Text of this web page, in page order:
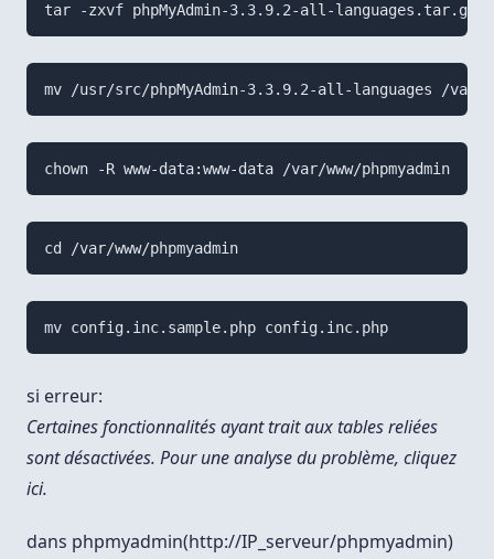
tar -zxvf phpMyAdmin-3.3.9.2-all-languages.tar.gz
mv /usr/src/phpMyAdmin-3.3.9.2-all-languages /var/
chown -R www-data:www-data /var/www/phpmyadmin
cd /var/www/phpmyadmin
mv config.inc.sample.php config.inc.php
si erreur:
Certaines fonctionnalités ayant trait aux tables reliées
sont désactivées. Pour une analyse du problème, cliquez
ici.
dans phpmyadmin(http://IP_serveur/phpmyadmin)